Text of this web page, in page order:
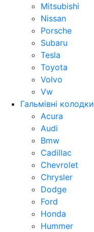
Mitsubishi
Nissan
Porsche
Subaru
Tesla
Toyota
Volvo
Vw
Гальмівні колодки
Acura
Audi
Bmw
Cadillac
Chevrolet
Chrysler
Dodge
Ford
Honda
Hummer